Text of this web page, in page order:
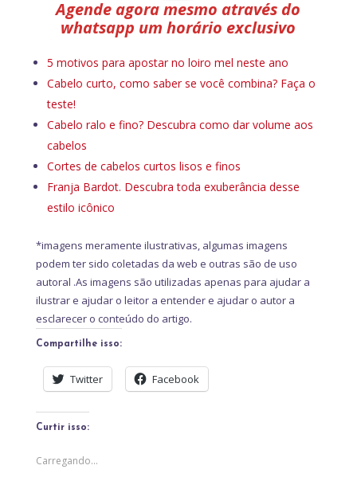
Agende agora mesmo através do
whatsapp um horário exclusivo
5 motivos para apostar no loiro mel neste ano
Cabelo curto, como saber se você combina? Faça o
teste!
Cabelo ralo e fino? Descubra como dar volume aos
cabelos
Cortes de cabelos curtos lisos e finos
Franja Bardot. Descubra toda exuberância desse
estilo icônico
*imagens meramente ilustrativas, algumas imagens
podem ter sido coletadas da web e outras são de uso
autoral .As imagens são utilizadas apenas para ajudar a
ilustrar e ajudar o leitor a entender e ajudar o autor a
esclarecer o conteúdo do artigo.
Compartilhe isso:
Twitter Facebook
Curtir isso:
Carregando...